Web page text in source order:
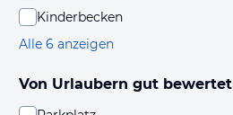
Kinderbecken
Alle 6 anzeigen
Von Urlaubern gut bewertet